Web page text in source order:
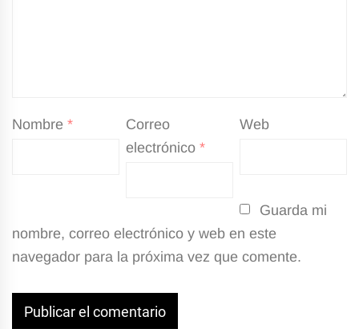
Nombre *
Correo
electrónico*
Web
Guarda mi
nombre, correo electrónico y web en este
navegador para la próxima vez que comente.